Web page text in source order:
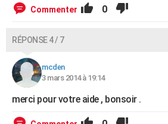
Commenter 0
RÉPONSE 4 / 7
mcden
3 mars 2014 à 19:14
merci pour votre aide , bonsoir .